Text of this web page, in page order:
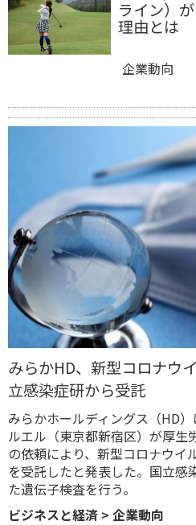
ライン）
理由とは
企業動向
みらかHD、新型コロナウ
立感染症研から受託
みらかホールディングス（HD
ルエル（東京都新宿区）が厚生
の依頼により、新型コロナウイ
を受託したと発表した。国立感
た遺伝子検査を行う。
ビジネスと経済 > 企業動向